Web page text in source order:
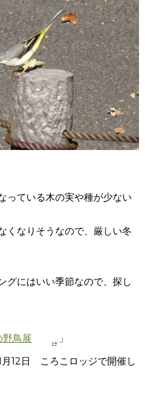
っている木の実や種が少ない
くなりそうなので、厳しい冬
グにはいい季節なので、探し
野鳥展
」
12日 ころこロッジで開催し